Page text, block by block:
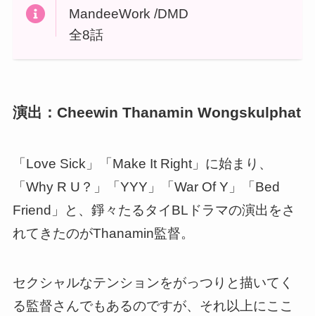
MandeeWork /DMD
全8話
演出：Cheewin Thanamin Wongskulphat
「Love Sick」「Make It Right」に始まり、
「Why R U？」「YYY」「War Of Y」「Bed
Friend」と、錚々たるタイBLドラマの演出をさ
れてきたのがThanamin監督。
セクシャルなテンションをがっつりと描いてく
る監督さんでもあるのですが、それ以上にここ